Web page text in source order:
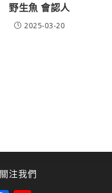
野生魚 會認人
2025-03-20
關注我們